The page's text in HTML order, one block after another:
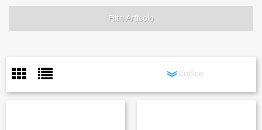
Filtri Articolo